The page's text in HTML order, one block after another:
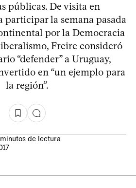
públicas. De visita en
participar la semana pasada
por la Democracia
Freire consideró
“defender” a Uruguay,
en “un ejemplo para
la región”.
de lectura